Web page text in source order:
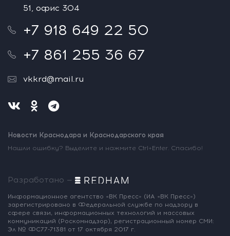
51, офис 304
+7 918 649 22 50
+7 861 255 36 67
vkkrd@mail.ru
Новости Краснодара и Краснодарского края
Нашли ошибку? Выделите и нажмите Ctrl+Enter. Спасибо!
Разработано —
Информационное агентство «ВК Пресс» (ИА «ВК Пресс»)
зарегистрировано в Федеральной службе по надзору в
сфере связи, информационных технологий и массовых
коммуникаций (Роскомнадзор), регистрационный номер СМИ:
Эл № ФС77-71381 от 17 октября 2017 г.